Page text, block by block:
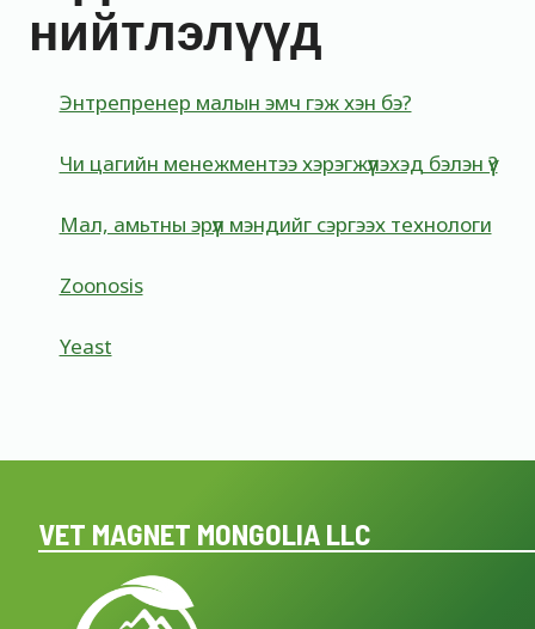
нийтлэлүүд
Энтрепренер малын эмч гэж хэн бэ?
Чи цагийн менежментээ хэрэгжүүлэхэд бэлэн үү?
Мал, амьтны эрүүл мэндийг сэргээх технологи
Zoonosis
Yeast
VET MAGNET MONGOLIA LLC